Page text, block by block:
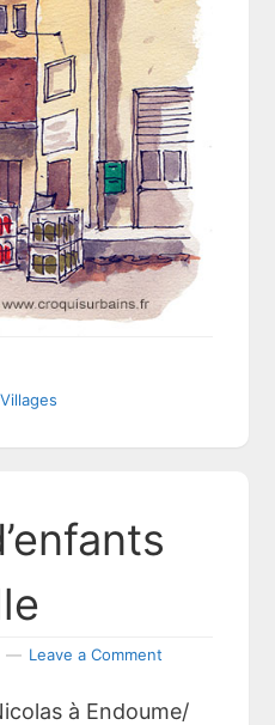
,Villages
Leave a Comment
à Endoume/